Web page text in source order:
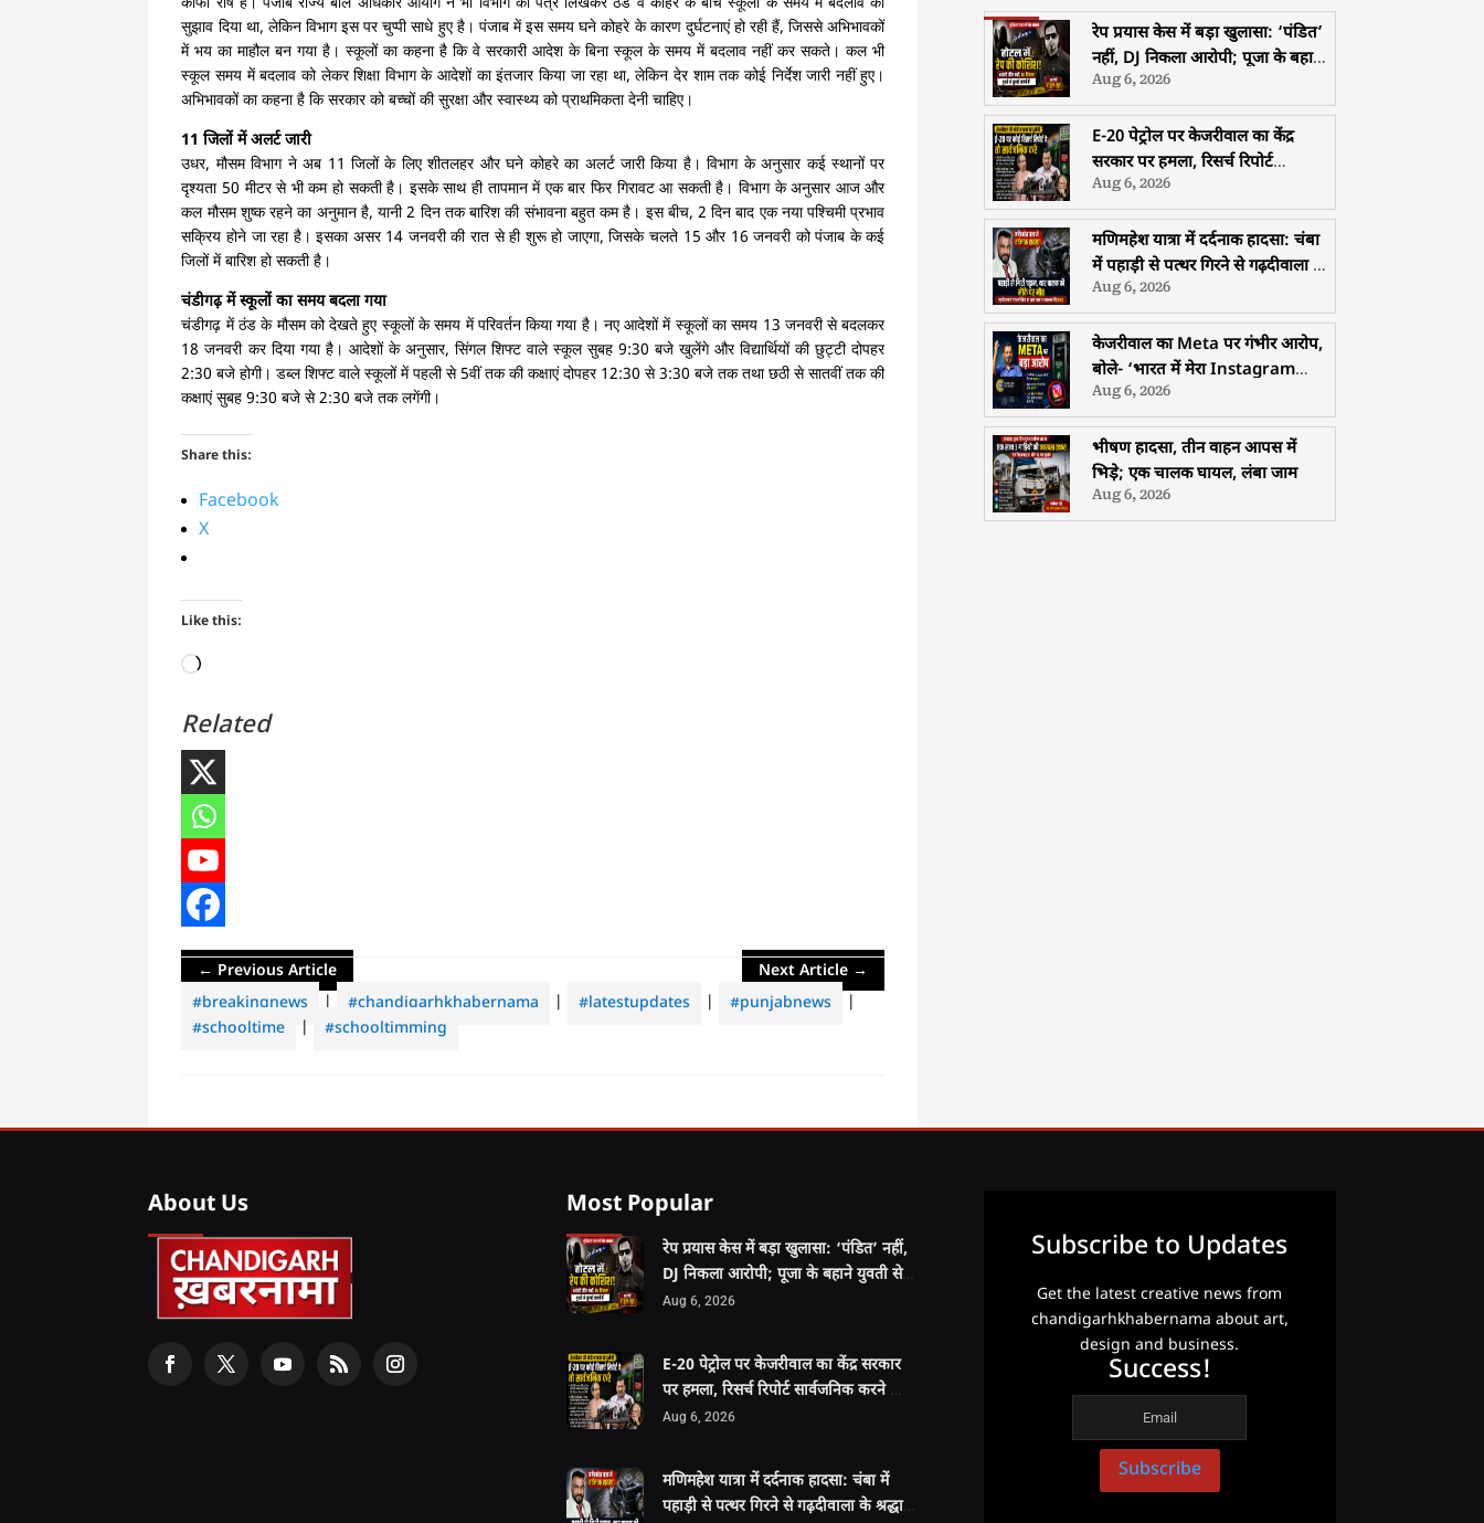
सुझाव दिया था, लेकिन विभाग इस पर चुप्पी साधे हुए है। पंजाब में इस समय घने कोहरे के कारण दुर्घटनाएं हो रही हैं, जिससे अभिभावकों
में भय का माहौल बन गया है। स्कूलों का कहना है कि वे सरकारी आदेश के बिना स्कूल के समय में बदलाव नहीं कर सकते। कल भी
स्कूल समय में बदलाव को लेकर शिक्षा विभाग के आदेशों का इंतजार किया जा रहा था, लेकिन देर शाम तक कोई निर्देश जारी नहीं हुए।
अभिभावकों का कहना है कि सरकार को बच्चों की सुरक्षा और स्वास्थ्य को प्राथमिकता देनी चाहिए।
11 जिलों में अलर्ट जारी
उधर, मौसम विभाग ने अब 11 जिलों के लिए शीतलहर और घने कोहरे का अलर्ट जारी किया है। विभाग के अनुसार कई स्थानों पर
दृश्यता 50 मीटर से भी कम हो सकती है। इसके साथ ही तापमान में एक बार फिर गिरावट आ सकती है। विभाग के अनुसार आज और
कल मौसम शुष्क रहने का अनुमान है, यानी 2 दिन तक बारिश की संभावना बहुत कम है। इस बीच, 2 दिन बाद एक नया पश्चिमी प्रभाव
सक्रिय होने जा रहा है। इसका असर 14 जनवरी की रात से ही शुरू हो जाएगा, जिसके चलते 15 और 16 जनवरी को पंजाब के कई
जिलों में बारिश हो सकती है।
चंडीगढ़ में स्कूलों का समय बदला गया
चंडीगढ़ में ठंड के मौसम को देखते हुए स्कूलों के समय में परिवर्तन किया गया है। नए आदेशों में स्कूलों का समय 13 जनवरी से बदलकर
18 जनवरी कर दिया गया है। आदेशों के अनुसार, सिंगल शिफ्ट वाले स्कूल सुबह 9:30 बजे खुलेंगे और विद्यार्थियों की छुट्टी दोपहर
2:30 बजे होगी। डब्ल शिफ्ट वाले स्कूलों में पहली से 5वीं तक की कक्षाएं दोपहर 12:30 से 3:30 बजे तक तथा छठी से सातवीं तक की
कक्षाएं सुबह 9:30 बजे से 2:30 बजे तक लगेंगी।
Share this:
Facebook
X
Like this:
Loading…
Related
← Previous Article Next Article →
#breakingnews
| #chandigarhkhabernama #latestupdates #punjabnews
#schooltime
#schooltimming
रेप प्रयास केस में बड़ा खुलासा: ‘पंडित’
नहीं, DJ निकला आरोपी; पूजा के बहाने
युवती से दुष्कर्म की कोशिश
Aug 6, 2026
E-20 पेट्रोल पर केजरीवाल का केंद्र
सरकार पर हमला, रिसर्च रिपोर्ट
सार्वजनिक करने की चुनौती
Aug 6, 2026
मणिमहेश यात्रा में दर्दनाक हादसा: चंबा
में पहाड़ी से पत्थर गिरने से गढ़दीवाला के
श्रद्धालु की मौत
Aug 6, 2026
केजरीवाल का Meta पर गंभीर आरोप,
बोले- ‘भारत में मेरा Instagram
अकाउंट किया गया Restrict, सरकार
के दबाव में दबाई जा रही हैं आवाजें’
Aug 6, 2026
भीषण हादसा, तीन वाहन आपस में
भिड़े; एक चालक घायल, लंबा जाम
Aug 6, 2026
About Us Most Popular
रेप प्रयास केस में बड़ा खुलासा: ‘पंडित’ नहीं,
DJ निकला आरोपी; पूजा के बहाने युवती से
दुष्कर्म की कोशिश
Aug 6, 2026
E-20 पेट्रोल पर केजरीवाल का केंद्र सरकार
पर हमला, रिसर्च रिपोर्ट सार्वजनिक करने की
चुनौती
Aug 6, 2026
मणिमहेश यात्रा में दर्दनाक हादसा: चंबा में
पहाड़ी से पत्थर गिरने से गढ़दीवाला के श्रद्धालु
Subscribe to Updates
Get the latest creative news from
chandigarhkhabernama about art,
design and business.
Success!
Subscribe